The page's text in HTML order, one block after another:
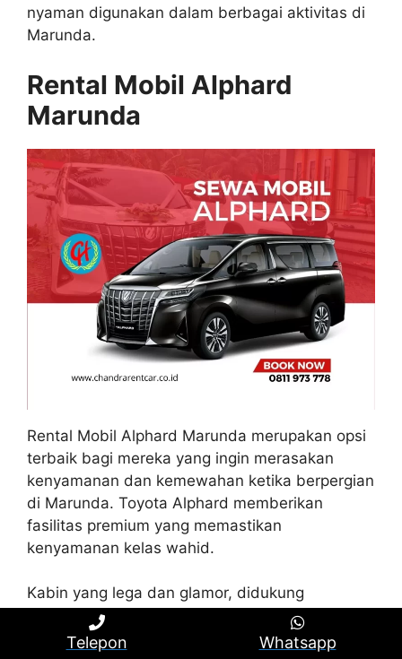
nyaman digunakan dalam berbagai aktivitas di
Marunda.
Rental Mobil Alphard
Marunda
Rental Mobil Alphard Marunda merupakan opsi
terbaik bagi mereka yang ingin merasakan
kenyamanan dan kemewahan ketika berpergian
di Marunda. Toyota Alphard memberikan
fasilitas premium yang memastikan
kenyamanan kelas wahid.
Kabin yang lega dan glamor, didukung
tersedianya kursi kulit dan fitur entertainment
yang modern, sehingga membuat pengguna
Telepon Whatsapp